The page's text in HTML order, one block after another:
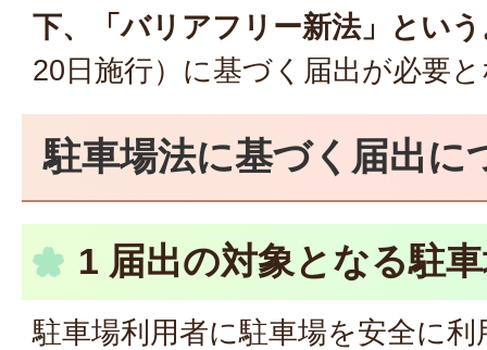
下、「バリアフリー新法」とい
20日施行）に基づく届出が必要
駐車場法に基づく届出に
1 届出の対象となる駐
駐車場利用者に駐車場を安全に